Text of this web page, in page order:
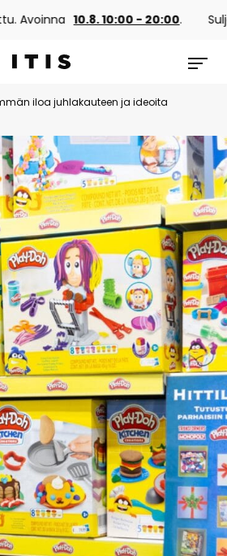
10.8. 10:00 - 20:00.
iloa juhlakauteen ja ideoita